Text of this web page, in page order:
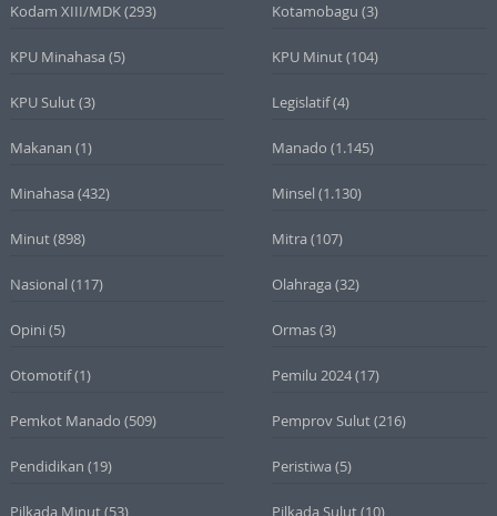
Kodam XIII/MDK(293) Kotamobagu (3)
KPU Minahasa (5) KPU Minut(104)
KPU Sulut(3) Legislatif(4)
Makanan (1) Manado (1.145)
Minahasa (432) Minsel (1.130)
Minut(898) Mitra (107)
Nasional (117) Olahraga (32)
Opini (5) Ormas(3)
Otomotif(1) Pemilu 2024(17)
Pemkot Manado (509) Pemprov Sulut(216)
Pendidikan (19) Peristiwa (5)
Pilkada Minut(53) Pilkada Sulut(10)